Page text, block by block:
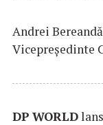
Andrei
Vicepreședinte
DP WORLD